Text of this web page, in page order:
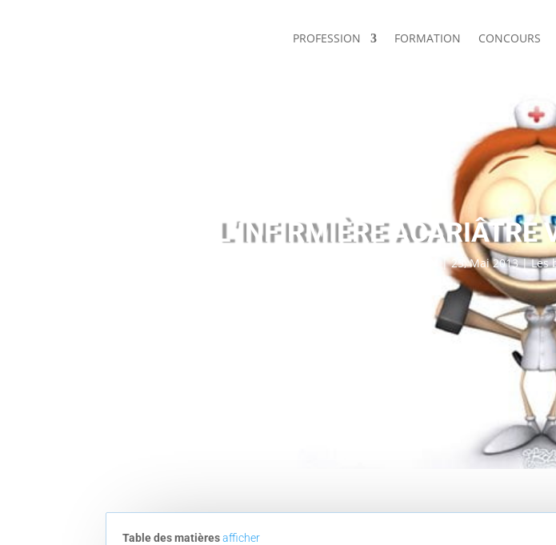
PROFESSION FORMATION CONCOURS
L’INFIRMIÈRE ACARIÂTRE
|25, Mai 2013|Les
Table des matièresafficher